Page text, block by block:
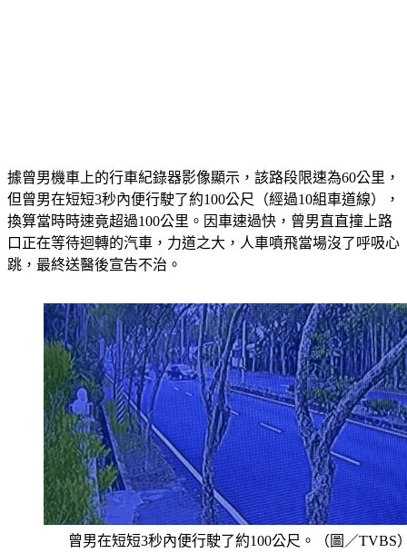
但曾男在短短3秒內便行駛了約100公尺（經過10組車道線），
換算當時時速竟超過100公里。因車速過快，曾男直直撞上路
口正在等待迴轉的汽車，力道之大，人車噴飛當場沒了呼吸心
跳，最終送醫後宣告不治。
曾男在短短3秒內便行駛了約100公尺。（圖／TVBS